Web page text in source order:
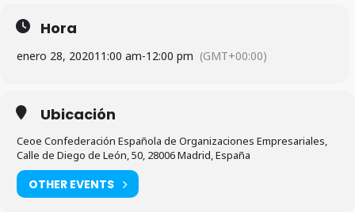
Hora
enero 28, 202011:00 am-12:00 pm (GMT+00:00)
Ubicación
Ceoe Confederación Española de Organizaciones Empresariales,
Calle de Diego de León, 50, 28006 Madrid, España
OTHER EVENTS